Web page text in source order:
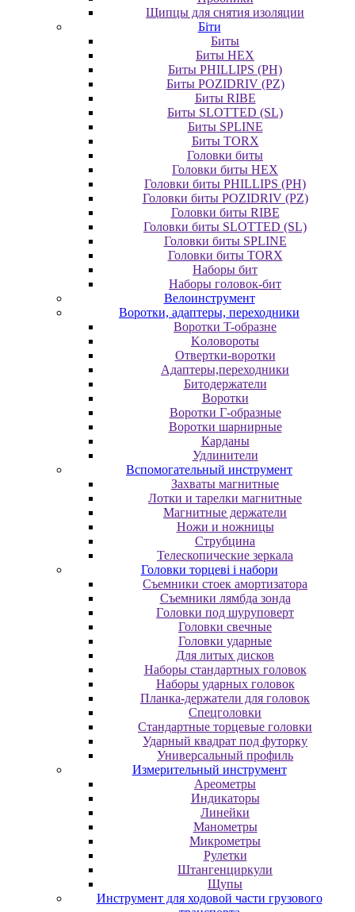
Щипцы для снятия изоляции
Біти
Биты
Биты HEX
Биты PHILLIPS (PH)
Биты POZIDRIV (PZ)
Биты RIBE
Биты SLOTTED (SL)
Биты SPLINE
Биты TORX
Головки биты
Головки биты HEX
Головки биты PHILLIPS (PH)
Головки биты POZIDRIV (PZ)
Головки биты RIBE
Головки биты SLOTTED (SL)
Головки биты SPLINE
Головки биты TORX
Наборы бит
Наборы головок-бит
Велоинструмент
Воротки, адаптеры, переходники
Bopoтки T-oбpaзне
Koлoвopoты
Oтвepтки-вopoтки
Адаптеры,переходники
Битодержатели
Воротки
Воротки Г-образные
Воротки шарнирные
Карданы
Удлинители
Вспомогательный инструмент
Захваты магнитные
Лотки и тарелки магнитные
Магнитные держатели
Ножи и ножницы
Струбцина
Телескопические зеркала
Головки торцеві і набори
Cъeмники cтoeк aмopтизaтopa
Cъeмники лямбдa зoндa
Гoлoвки пoд шуpупoвepт
Головки свечные
Головки ударные
Для литых дисков
Наборы стандартных головок
Наборы ударных головок
Планка-держатели для головок
Спецголовки
Стандартные торцевые головки
Ударный квадрат под футорку
Универсальный профиль
Измерительный инструмент
Ареометры
Индикаторы
Линейки
Манометры
Микрометры
Рулетки
Штангенциркули
Щупы
Инструмент для ходовой части грузового